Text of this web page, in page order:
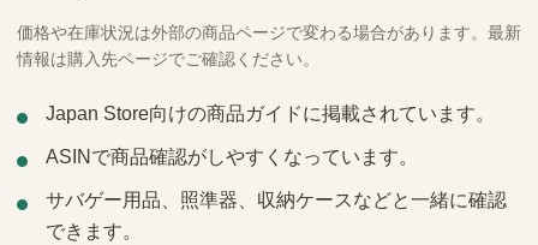
価格や在庫状況は外部の商品ページで変わる場合があります。最新
情報は購入先ページでご確認ください。
Japan Store向けの商品ガイドに掲載されています。
ASINで商品確認がしやすくなっています。
サバゲー用品、照準器、収納ケースなどと一緒に確認
できます。